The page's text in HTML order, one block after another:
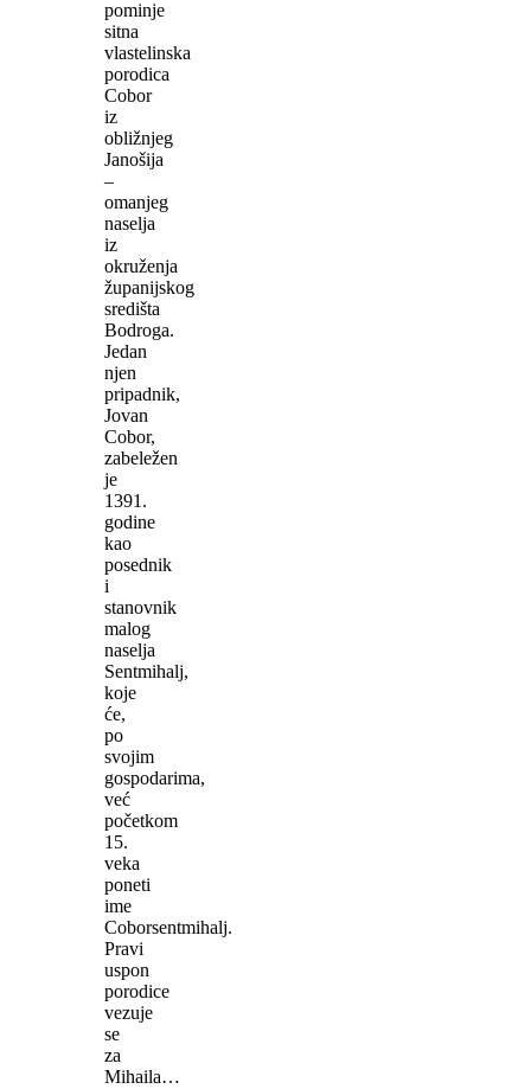
pominje
sitna
vlastelinska
porodica
Cobor
iz
obližnjeg
Janošija
–
omanjeg
naselja
iz
okruženja
županijskog
središta
Bodroga.
Jedan
njen
pripadnik,
Jovan
Cobor,
zabeležen
je
1391.
godine
kao
posednik
i
stanovnik
malog
naselja
Sentmihalj,
koje
će,
po
svojim
gospodarima,
već
početkom
15.
veka
poneti
ime
Coborsentmihalj.
Pravi
uspon
porodice
vezuje
se
za
Mihaila…